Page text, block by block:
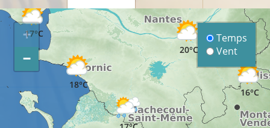
16°C
20°C
18°C
17°C
+
−
Temps
Vent